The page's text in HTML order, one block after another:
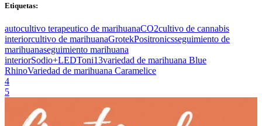
Etiquetas:
autocultivo terapeutico de marihuanaCO2cultivo de cannabis
interiorcultivo de marihuanaGrotekPositronicsseguimiento de
marihuanaseguimiento marihuana
interiorSodio+LEDToni13variedad de marihuana Blue
RhinoVariedad de marihuana Caramelice